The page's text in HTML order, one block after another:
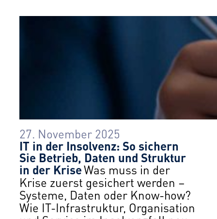
27. November 2025
IT in der Insolvenz: So sichern
Sie Betrieb, Daten und Struktur
in der KriseWas muss in der
Krise zuerst gesichert werden –
Systeme, Daten oder Know-how?
Wie IT-Infrastruktur, Organisation